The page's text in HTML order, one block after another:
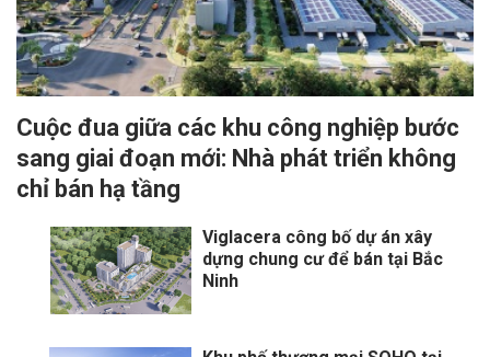
Cuộc đua giữa các khu công nghiệp bước
sang giai đoạn mới: Nhà phát triển không
chỉ bán hạ tầng
Viglacera công bố dự án xây
dựng chung cư để bán tại Bắc
Ninh